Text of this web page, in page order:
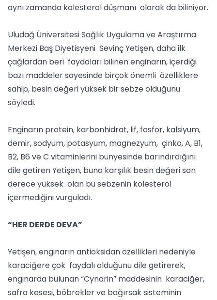
aynı zamanda kolesterol düşmanı olarak da biliniyor.
Uludağ Üniversitesi Sağlık Uygulama ve Araştırma
Merkezi Baş Diyetisyeni Sevinç Yetişen, daha ilk
çağlardan beri faydaları bilinen enginarın, içerdiği
bazı maddeler sayesinde birçok önemli özelliklere
sahip, besin değeri yüksek bir sebze olduğunu
söyledi.
Enginarın protein, karbonhidrat, lif, fosfor, kalsiyum,
demir, sodyum, potasyum, magnezyum, çinko, A, B1,
B2, B6 ve C vitaminlerini bünyesinde barındırdığını
dile getiren Yetişen, buna karşılık besin değeri son
derece yüksek olan bu sebzenin kolesterol
içermediğini vurguladı.
“HER DERDE DEVA”
Yetişen, enginarın antioksidan özellikleri nedeniyle
karaciğere çok faydalı olduğunu dile getirerek,
enginarda bulunan “Cynarin” maddesinin karaciğer,
safra kesesi, böbrekler ve bağırsak sisteminin